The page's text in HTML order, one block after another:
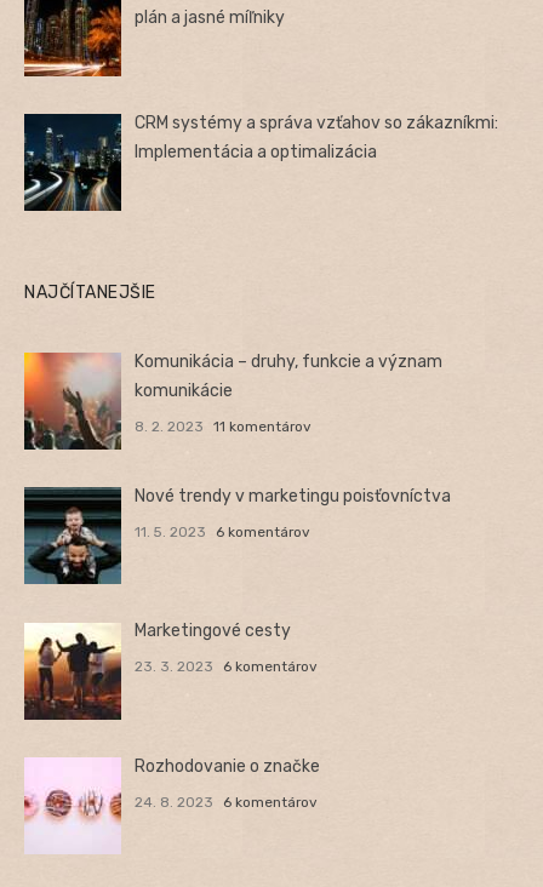
plán a jasné míľniky
CRM systémy a správa vzťahov so zákazníkmi:
Implementácia a optimalizácia
NAJČÍTANEJŠIE
Komunikácia – druhy, funkcie a význam
komunikácie
8. 2. 2023 11 komentárov
Nové trendy v marketingu poisťovníctva
11. 5. 2023 6 komentárov
Marketingové cesty
23. 3. 2023 6 komentárov
Rozhodovanie o značke
24. 8. 2023 6 komentárov